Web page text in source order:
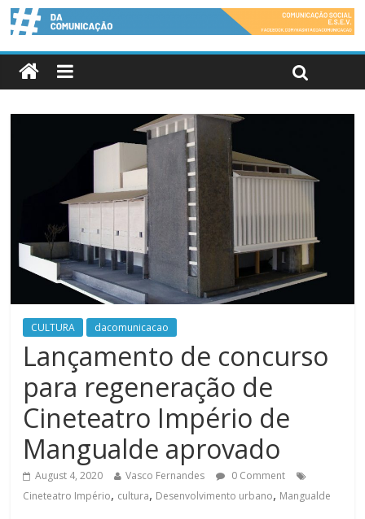
CULTURA dacomunicacao
Lançamento de concurso
para regeneração de
Cineteatro Império de
Mangualde aprovado
August 4, 2020 Vasco Fernandes
0 Comment
Cineteatro Império, cultura, Desenvolvimento urbano, Mangualde